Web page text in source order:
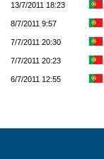
13/7/2011 18:23
8/7/2011 9:57
7/7/2011 20:30
7/7/2011 20:23
6/7/2011 12:55